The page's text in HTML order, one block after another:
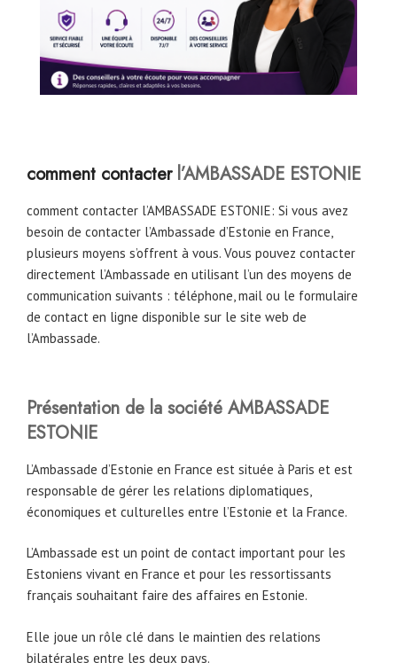
comment contacterl’AMBASSADE ESTONIE
comment contacter l’AMBASSADE ESTONIE: Si vous avez
besoin de contacter l’Ambassade d’Estonie en France,
plusieurs moyens s’offrent à vous. Vous pouvez contacter
directement l’Ambassade en utilisant l’un des moyens de
communication suivants : téléphone, mail ou le formulaire
de contact en ligne disponible sur le site web de
l’Ambassade.
Présentation de la société AMBASSADE
ESTONIE
L’Ambassade d’Estonie en France est située à Paris et est
responsable de gérer les relations diplomatiques,
économiques et culturelles entre l’Estonie et la France.
L’Ambassade est un point de contact important pour les
Estoniens vivant en France et pour les ressortissants
français souhaitant faire des affaires en Estonie.
Elle joue un rôle clé dans le maintien des relations
bilatérales entre les deux pays.